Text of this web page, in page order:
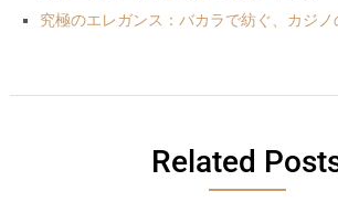
究極のエレガンス：バカラで紡ぐ、カジノ
Related